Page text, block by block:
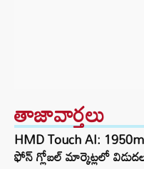
తాజావార్తలు
HMD Touch AI:
ఫోన్ గ్లోబల్ మార్కెట్లలో